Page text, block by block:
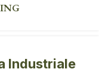
Industriale